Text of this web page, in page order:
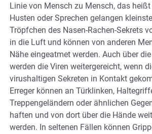
Linie von Mensch zu Mensch, das
Husten oder Sprechen gelangen
Tröpfchen des Nasen-Rachen-Sekrets
in die Luft und können von anderen
Nähe eingeatmet werden. Auch über
werden die Viren weitergereicht, wenn
virushaltigen Sekreten in Kontakt
Erreger können an Türklinken,
Treppengeländern oder ähnlichen
haften und von dort über die Hände
werden. In seltenen Fällen können